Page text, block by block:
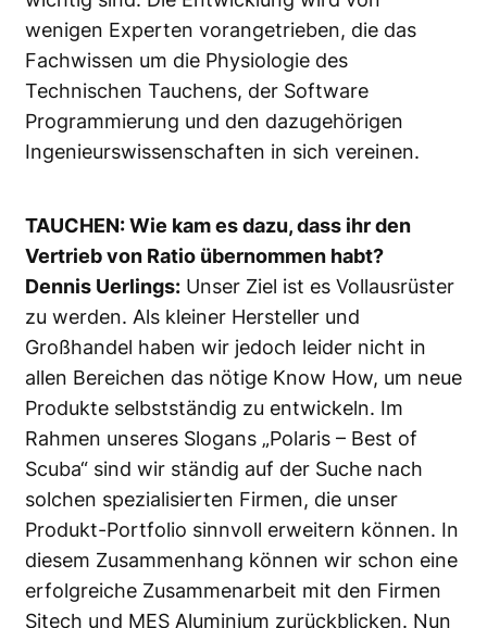
wenigen Experten vorangetrieben, die das
Fachwissen um die Physiologie des
Technischen Tauchens, der Software
Programmierung und den dazugehörigen
Ingenieurswissenschaften in sich vereinen.
TAUCHEN: Wie kam es dazu, dass ihr den
Vertrieb von Ratio übernommen habt?
Dennis Uerlings: Unser Ziel ist es Vollausrüster
zu werden. Als kleiner Hersteller und
Großhandel haben wir jedoch leider nicht in
allen Bereichen das nötige Know How, um neue
Produkte selbstständig zu entwickeln. Im
Rahmen unseres Slogans „Polaris – Best of
Scuba“ sind wir ständig auf der Suche nach
solchen spezialisierten Firmen, die unser
Produkt-Portfolio sinnvoll erweitern können. In
diesem Zusammenhang können wir schon eine
erfolgreiche Zusammenarbeit mit den Firmen
Sitech und MES Aluminium zurückblicken. Nun